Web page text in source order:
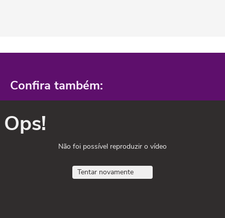
Confira também:
Ops!
Não foi possível reproduzir o vídeo
Tentar novamente